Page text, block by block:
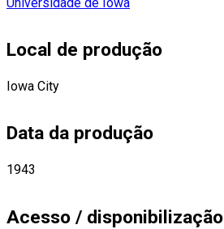
Local de produção
Iowa City
Data da produção
1943
Acesso / disponibilização